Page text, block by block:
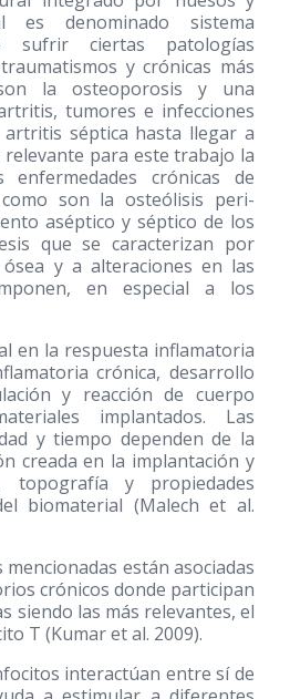
es denominado sistema
sufrir ciertas patologías
y crónicas más
la osteoporosis y una
tumores e infecciones
séptica hasta llegar a
relevante para este trabajo la
enfermedades crónicas de
son la osteólisis peri-
aséptico y séptico de los
que se caracterizan por
y a alteraciones en las
en especial a los
en la respuesta inflamatoria
crónica, desarrollo
y reacción de cuerpo
implantados. Las
y tiempo dependen de la
creada en la implantación y
topografía y propiedades
biomaterial (Malech et al.
están asociadas
crónicos donde participan
siendo las más relevantes, el
T (Kumar et al. 2009).
interactúan entre sí de